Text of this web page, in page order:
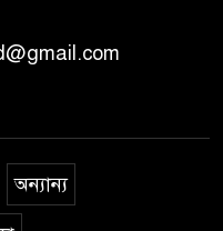
অন্যান্য